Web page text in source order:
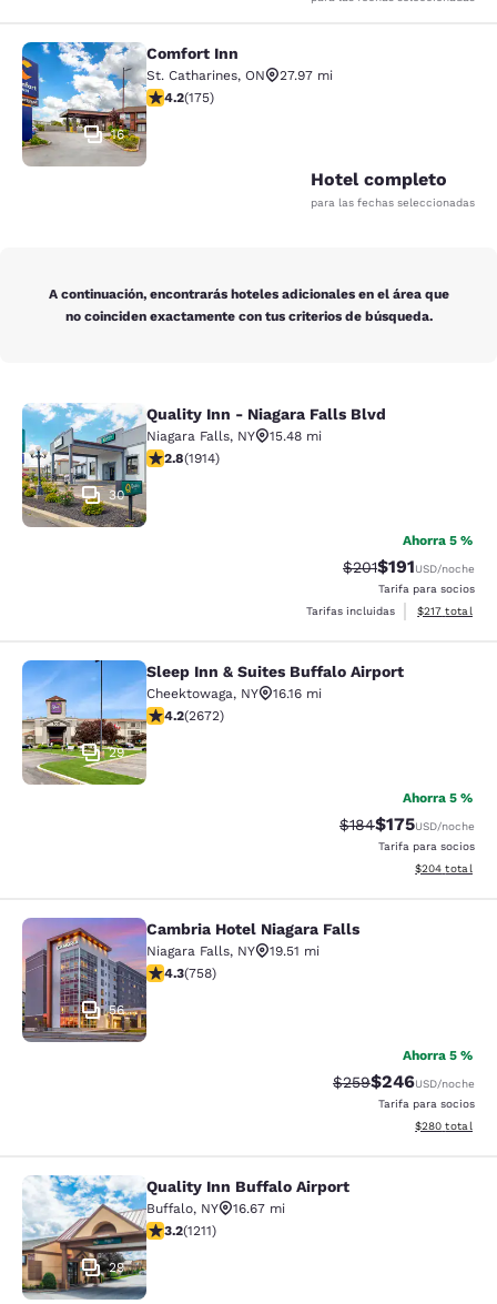
Comfort Inn
16
Comfort Inn
St. Catharines, ON
27.97 mi
calificación de 4.22 estrellas. Excelente. 175 reseñas
4.2(175)
Hotel completo
para las fechas seleccionadas
A continuación, encontrarás hoteles adicionales en el área que
no coinciden exactamente con tus criterios de búsqueda.
Quality Inn - Niagara Falls Blvd
30
Quality Inn - Niagara Falls Blvd
Niagara Falls, NY
15.48 mi
calificación de 2.79 estrellas. Feria. 1914 reseñas
2.8(1914)
Ahorra 5 %
Precio tachado:
$201Precio con
$191USD/noche
Tarifa para socios
Tarifas incluidas
Ver detalles
$217 total
Sleep Inn & Suites Buffalo Airport
29
Sleep Inn & Suites Buffalo Airport
Cheektowaga, NY
16.16 mi
calificación de 4.19 estrellas. Muy bueno. 2672
4.2(2672)
Ahorra 5 %
Precio tachado:
$184Precio con
$175USD/noche
Tarifa para socios
Ver detalles
$204 total
Cambria Hotel Niagara Falls
56
Cambria Hotel Niagara Falls
Niagara Falls, NY
19.51 mi
calificación de 4.26 estrellas. Excelente. 758 reseñas
4.3(758)
Ahorra 5 %
Precio tachado:
$259Precio con
$246USD/noche
Tarifa para socios
Ver detalles
$280 total
Quality Inn Buffalo Airport
29
Quality Inn Buffalo Airport
Buffalo, NY
16.67 mi
calificación de 3.2 estrellas. Bueno. 1211 reseñas
3.2(1211)